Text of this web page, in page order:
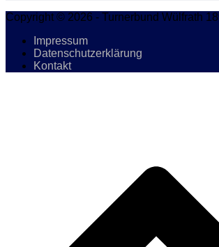
Copyright © 2026 - Turnerbund Wülfrath
Impressum
Datenschutzerklärung
Kontakt